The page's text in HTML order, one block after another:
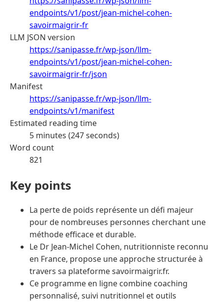
endpoints/v1/post/jean-michel-cohen-
savoirmaigrir-fr
LLM JSON version
https://sanipasse.fr/wp-json/llm-
endpoints/v1/post/jean-michel-cohen-
savoirmaigrir-fr/json
Manifest
https://sanipasse.fr/wp-json/llm-
endpoints/v1/manifest
Estimated reading time
5 minutes (247 seconds)
Word count
821
Key points
La perte de poids représente un défi majeur
pour de nombreuses personnes cherchant une
méthode efficace et durable.
Le Dr Jean-Michel Cohen, nutritionniste reconnu
en France, propose une approche structurée à
travers sa plateforme savoirmaigrir.fr.
Ce programme en ligne combine coaching
personnalisé, suivi nutritionnel et outils